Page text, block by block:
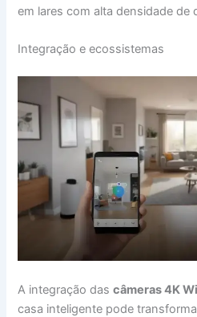
em lares com alta densidade
Integração e ecossistemas
A integração dascâmeras 4K
casa inteligente pode